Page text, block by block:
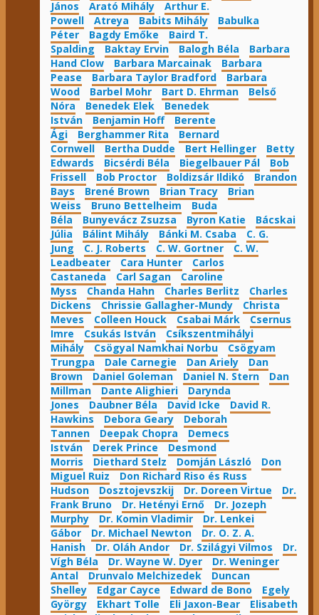
János
Arató Mihály
Arthur E.
Powell
Atreya Babits Mihály
Babulka
Péter
Bagdy Emőke
Baird T.
Spalding
Baktay Ervin Balogh Béla
Barbara
Hand Clow
Barbara Marcainak
Barbara
Pease
Barbara Taylor Bradford
Barbara
Wood
Barbel Mohr Bart D. Ehrman
Belső
Nóra
Benedek Elek
Benedek
István
Benjamin Hoff
Berente
Ági
Berghammer Rita
Bernard
Cornwell
Bertha Dudde Bert Hellinger
Betty
Edwards
Bicsérdi Béla Biegelbauer Pál
Bob
Frissell
Bob Proctor Boldizsár Ildikó
Brandon
Bays
Brené Brown Brian Tracy
Brian
Weiss
Bruno Bettelheim
Buda
Béla
Bunyevácz Zsuzsa Byron Katie
Bácskai
Júlia
Bálint Mihály Bánki M. Csaba
C. G.
Jung
C. J. Roberts C. W. Gortner
C. W.
Leadbeater
Cara Hunter
Carlos
Castaneda
Carl Sagan
Caroline
Myss
Chanda Hahn Charles Berlitz
Charles
Dickens
Chrissie Gallagher-Mundy
Christa
Meves
Colleen Houck Csabai Márk
Csernus
Imre
Csukás István
Csíkszentmihályi
Mihály
Csögyal Namkhai Norbu
Csögyam
Trungpa
Dale Carnegie Dan Ariely
Dan
Brown
Daniel Goleman Daniel N. Stern
Dan
Millman
Dante Alighieri
Darynda
Jones
Daubner Béla David Icke
David R.
Hawkins
Debora Geary
Deborah
Tannen
Deepak Chopra
Demecs
István
Derek Prince
Desmond
Morris
Diethard Stelz Domján László
Don
Miguel Ruiz
Don Richard Riso és Russ
Hudson
Dosztojevszkij Dr. Doreen Virtue
Dr.
Frank Bruno
Dr. Hetényi Ernő
Dr. Jozeph
Murphy
Dr. Komin Vladimir
Dr. Lenkei
Gábor
Dr. Michael Newton
Dr. O. Z. A.
Hanish
Dr. Oláh Andor Dr. Szilágyi Vilmos
Dr.
Vígh Béla
Dr. Wayne W. Dyer
Dr. Weninger
Antal
Drunvalo Melchizedek
Duncan
Shelley
Edgar Cayce Edward de Bono
Egely
György
Ekhart Tolle Eli Jaxon-Bear
Elisabeth